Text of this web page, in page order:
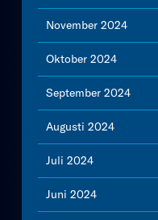
November 2024
Oktober 2024
September 2024
Augusti 2024
Juli 2024
Juni 2024